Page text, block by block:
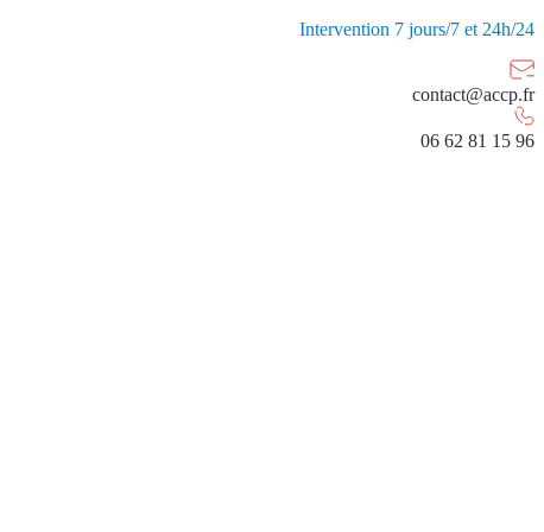
Intervention 7 jours/7 et 24h/24
contact@accp.fr
06 62 81 15 96